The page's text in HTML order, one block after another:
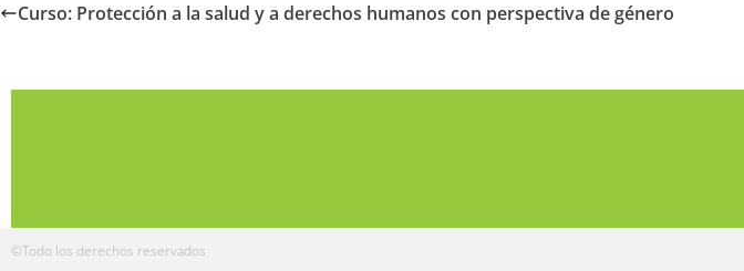
Curso: Protección a la salud y a derechos humanos con perspectiva de género
©Todo los derechos reservados